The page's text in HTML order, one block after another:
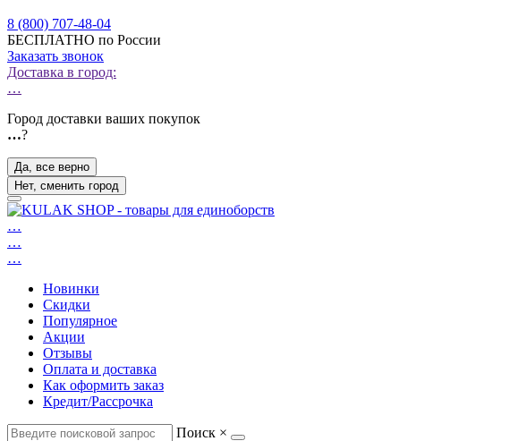
8 (800) 707-48-04
БЕСПЛАТНО по России
Заказать звонок
Доставка в город:
…
Город доставки ваших покупок
…?
Да, все верно
Нет, сменить город
…
…
…
Новинки
Скидки
Популярное
Акции
Отзывы
Оплата и доставка
Как оформить заказ
Кредит/Рассрочка
Поиск ×